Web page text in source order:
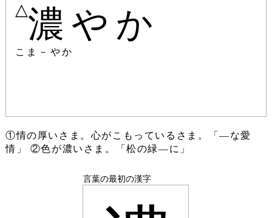
△濃やか
こま－やか
①情の厚いさま。心がこもっているさま。「―な愛
情」 ②色が濃いさま。「松の緑―に」
言葉の最初の漢字